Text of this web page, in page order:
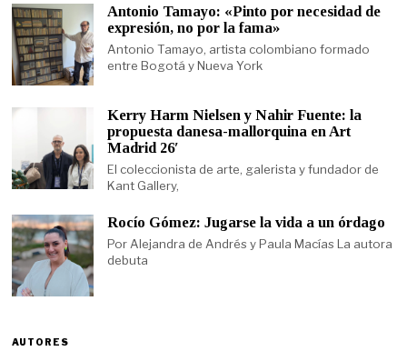
Antonio Tamayo: «Pinto por necesidad de
expresión, no por la fama»
Antonio Tamayo, artista colombiano formado
entre Bogotá y Nueva York
Kerry Harm Nielsen y Nahir Fuente: la
propuesta danesa-mallorquina en Art
Madrid 26′
El coleccionista de arte, galerista y fundador de
Kant Gallery,
Rocío Gómez: Jugarse la vida a un órdago
Por Alejandra de Andrés y Paula Macías La autora
debuta
AUTORES